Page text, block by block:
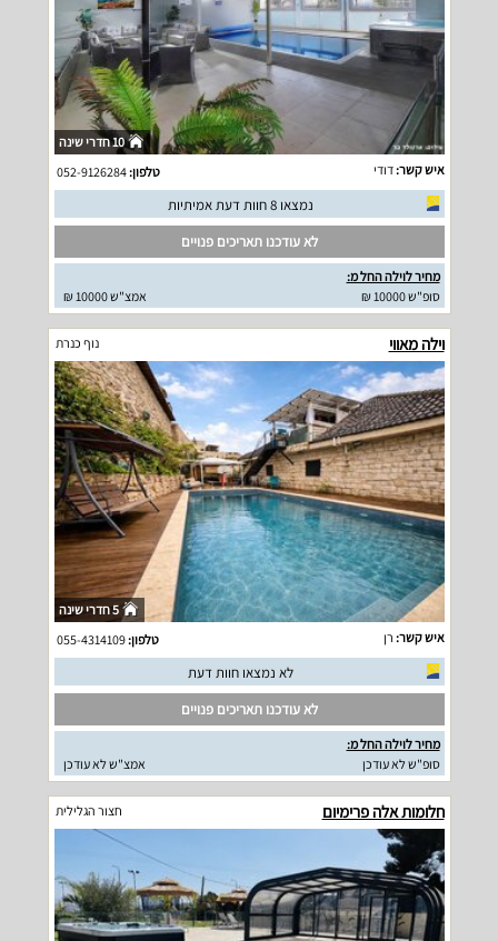
10 חדרי שינה
איש קשר:דודי טלפון:052-9126284
נמצאו 8 חוות דעת אמיתיות
לא עודכנו תאריכים פנויים
מחיר לוילה החל מ:
סופ"ש 10000 ₪
אמצ"ש 10000 ₪
וילה מאווי נוף כנרת
5 חדרי שינה
איש קשר: רן טלפון:055-4314109
לא נמצאו חוות דעת
לא עודכנו תאריכים פנויים
מחיר לוילה החל מ:
סופ"ש לא עודכן
אמצ"ש לא עודכן
חלומות אלה פרימיום חצור הגלילית